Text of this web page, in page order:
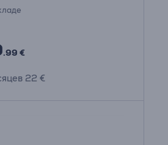
.99 €
22 €